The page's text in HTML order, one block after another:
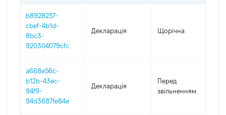
b8928257-
cbef-4b1d-
8bc3-
920304079cfc
Декларація Щорічна
a668e56c-
b12b-43ec-
94f9-
94d3687fe84e
Декларація
Перед
звільненням